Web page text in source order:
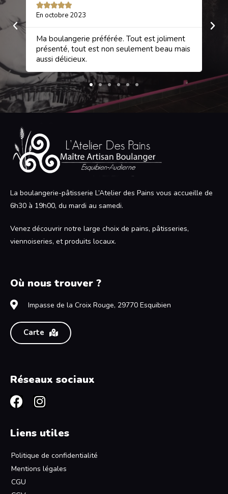

En octobre 2023
Ma boulangerie préférée. Tout est joliment
présenté, tout est non seulement beau mais
aussi délicieux.
La boulangerie-pâtisserie L’Atelier des Pains vous accueille de
6h30 à 19h00, du mardi au samedi.
Venez découvrir notre large choix de pains, pâtisseries,
viennoiseries, et produits locaux.
Où nous trouver ?
Impasse de la Croix Rouge, 29770 Esquibien
Carte
Réseaux sociaux
Liens utiles
Politique de confidentialité
Mentions légales
CGU